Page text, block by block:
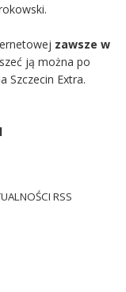
zawsze w
ją można po
Szczecin Extra.
RSS